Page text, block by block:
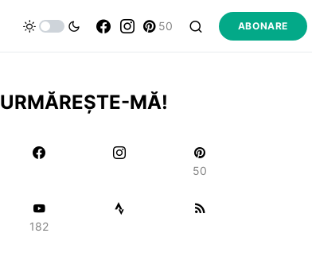
50 ABONARE
URMĂREȘTE-MĂ!
50
182